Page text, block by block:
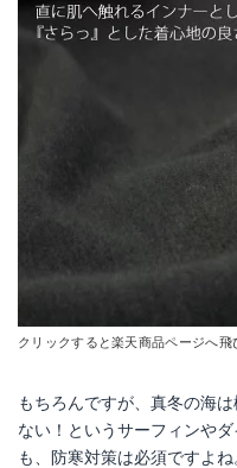
Amazonで詳細を見る
楽天で詳細を見る
クリックすると楽天商品ページへ飛
もちろんですが、真冬の海
ない！というサーフィンや
も、防寒対策は必須ですよ